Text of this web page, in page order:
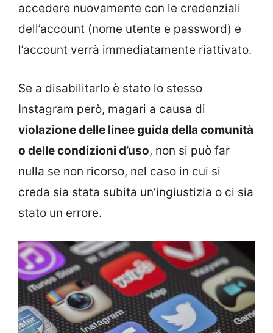
accedere nuovamente con le credenziali
dell’account (nome utente e password) e
l’account verrà immediatamente riattivato.
Se a disabilitarlo è stato lo stesso
Instagram però, magari a causa di
violazione delle linee guida della comunità
o delle condizioni d’uso, non si può far
nulla se non ricorso, nel caso in cui si
creda sia stata subita un’ingiustizia o ci sia
stato un errore.